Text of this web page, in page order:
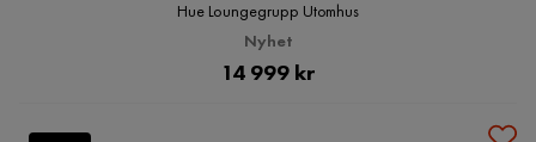
Hue Loungegrupp Utomhus
Nyhet
Pris
14 999 kr